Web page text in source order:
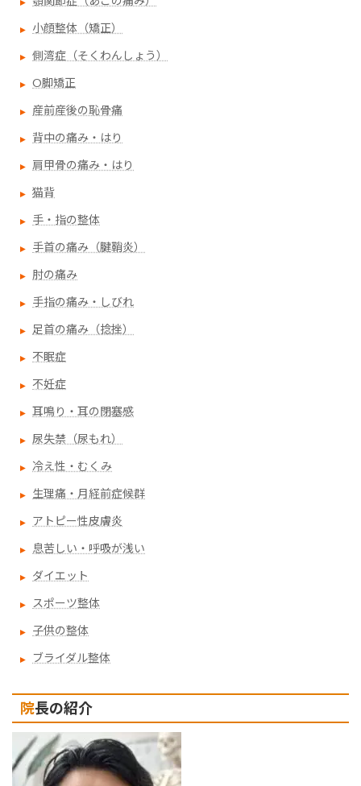
小顔整体（矯正）
側湾症（そくわんしょう）
O脚矯正
産前産後の恥骨痛
背中の痛み・はり
肩甲骨の痛み・はり
猫背
手・指の整体
手首の痛み（腱鞘炎）
肘の痛み
手指の痛み・しびれ
足首の痛み（捻挫）
不眠症
不妊症
耳鳴り・耳の閉塞感
尿失禁（尿もれ）
冷え性・むくみ
生理痛・月経前症候群
アトピー性皮膚炎
息苦しい・呼吸が浅い
ダイエット
スポーツ整体
子供の整体
ブライダル整体
院長の紹介